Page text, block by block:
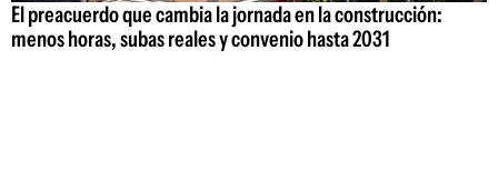
El preacuerdo que cambia la jornada en la construcción:
menos horas, subas reales y convenio hasta 2031